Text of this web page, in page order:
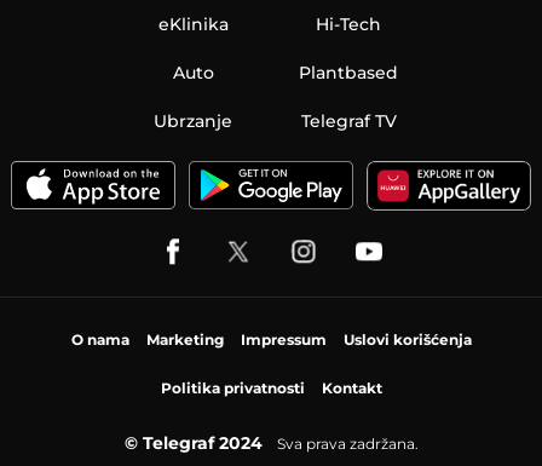
eKlinika Hi-Tech
Auto Plantbased
Ubrzanje Telegraf TV
O nama Marketing Impressum Uslovi korišćenja
Politika privatnosti Kontakt
© Telegraf 2024 Sva prava zadržana.